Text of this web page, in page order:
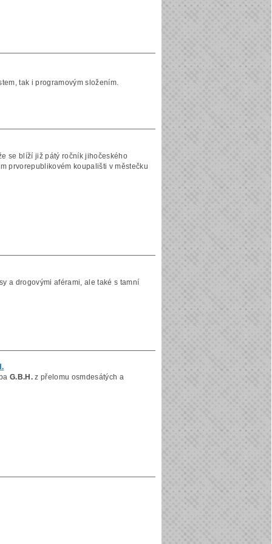
tak i programovým složením.
se blíží již pátý ročník jihočeského
prvorepublikovém koupališti v městečku
a drogovými aférami, ale také s tamní
G.B.H.z přelomu osmdesátých a